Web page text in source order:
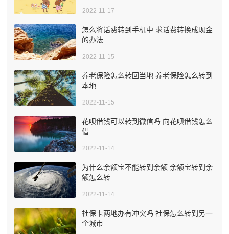
2022-11-17
怎么将话费转到手机中 求话费转换成现金
的办法
2022-11-15
养老保险怎么转回当地 养老保险怎么转到
本地
2022-11-15
花呗借钱可以转到微信吗 向花呗借钱怎么
借
2022-11-14
为什么余额宝不能转到余额 余额宝转到余
额怎么转
2022-11-14
社保卡两地办有冲突吗 社保怎么转到另一
个城市